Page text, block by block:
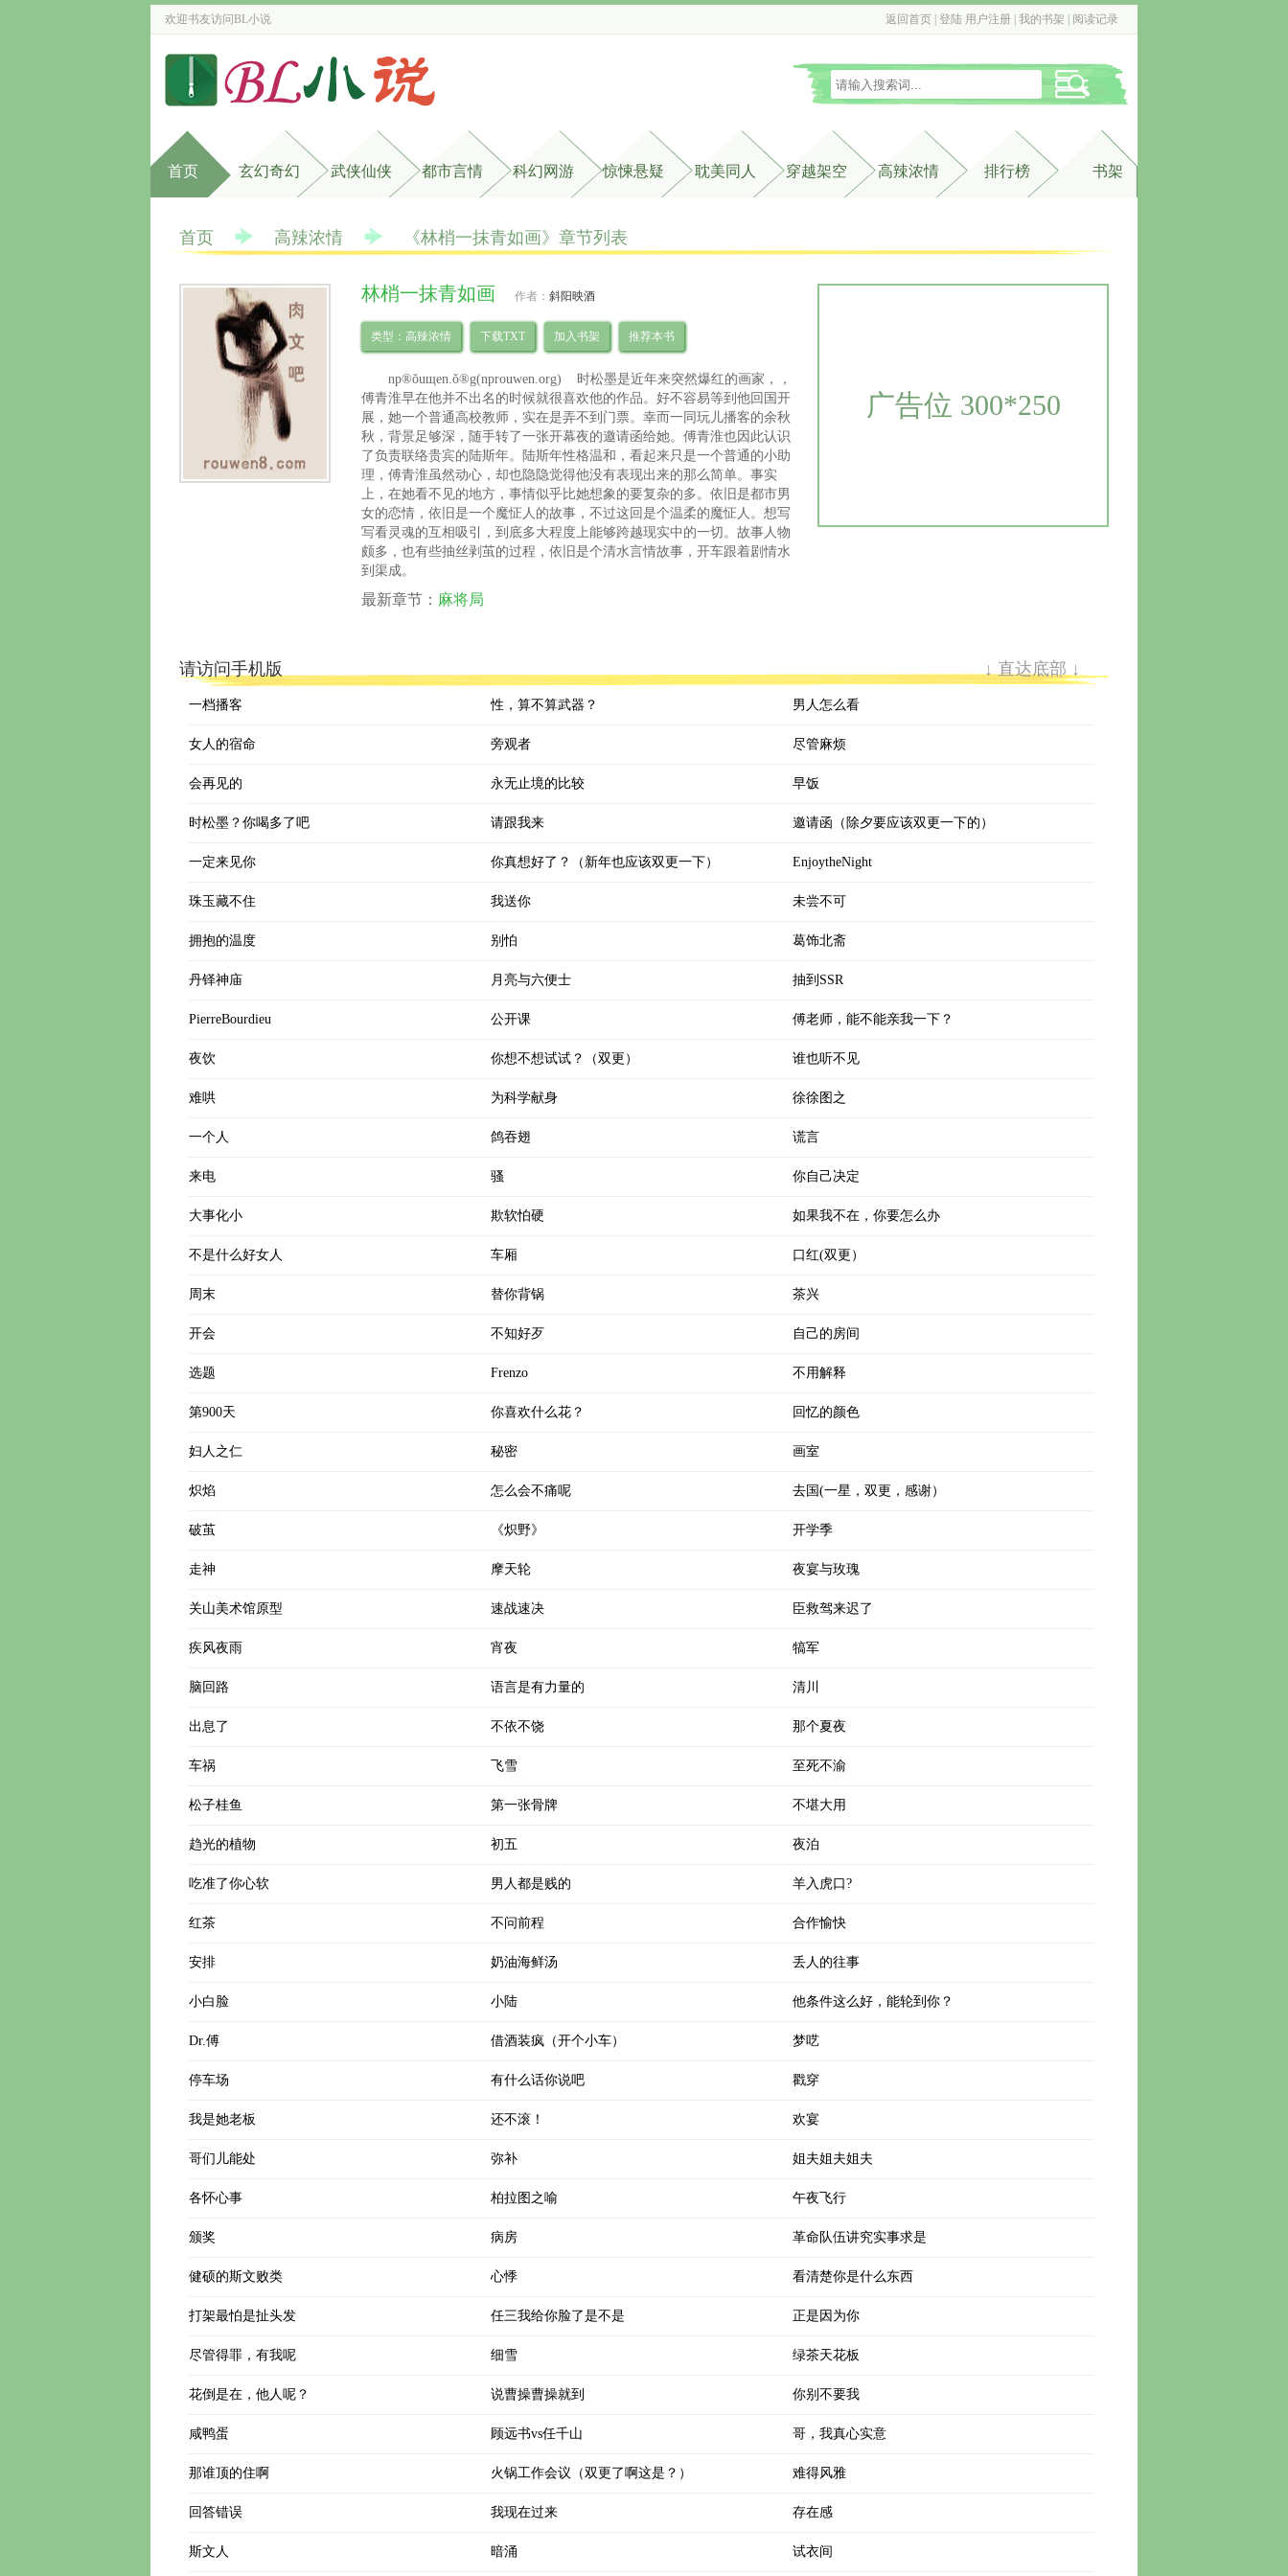
欢迎书友访问BL小说 返回首页 登陆 用户注册 我的书架 阅读记录
首页 玄幻奇幻 武侠仙侠 都市言情 科幻网游 惊悚悬疑 耽美同人 穿越架空 高辣浓情 排行榜 书架
首页 高辣浓情 《林梢一抹青如画》章节列表
林梢一抹青如画 作者： 斜阳映酒
类型：高辣浓情 下载TXT 加入书架 推荐本书
np®ǒuщen.ǒ®g(nprouwen.org) 时松墨是近年来突然爆红的画家，，
傅青淮早在他并不出名的时候就很喜欢他的作品。好不容易等到他回国开
展，她一个普通高校教师，实在是弄不到门票。幸而一同玩儿播客的余秋
秋，背景足够深，随手转了一张开幕夜的邀请函给她。傅青淮也因此认识
了负责联络贵宾的陆斯年。陆斯年性格温和，看起来只是一个普通的小助
理，傅青淮虽然动心，却也隐隐觉得他没有表现出来的那么简单。事实
上，在她看不见的地方，事情似乎比她想象的要复杂的多。依旧是都市男
女的恋情，依旧是一个魔怔人的故事，不过这回是个温柔的魔怔人。想写
写看灵魂的互相吸引，到底多大程度上能够跨越现实中的一切。故事人物
颇多，也有些抽丝剥茧的过程，依旧是个清水言情故事，开车跟着剧情水
到渠成。
最新章节： 麻将局
广告位 300*250
请访问手机版 ↓ 直达底部 ↓
一档播客 性，算不算武器？ 男人怎么看
女人的宿命 旁观者 尽管麻烦
会再见的 永无止境的比较 早饭
时松墨？你喝多了吧 请跟我来 邀请函（除夕要应该双更一下的）
一定来见你 你真想好了？（新年也应该双更一下） EnjoytheNight
珠玉藏不住 我送你 未尝不可
拥抱的温度 别怕 葛饰北斋
丹铎神庙 月亮与六便士 抽到SSR
PierreBourdieu 公开课 傅老师，能不能亲我一下？
夜饮 你想不想试试？（双更） 谁也听不见
难哄 为科学献身 徐徐图之
一个人 鸽吞翅 谎言
来电 骚 你自己决定
大事化小 欺软怕硬 如果我不在，你要怎么办
不是什么好女人 车厢 口红(双更）
周末 替你背锅 茶兴
开会 不知好歹 自己的房间
选题 Frenzo 不用解释
第900天 你喜欢什么花？ 回忆的颜色
妇人之仁 秘密 画室
炽焰 怎么会不痛呢 去国(一星，双更，感谢）
破茧 《炽野》 开学季
走神 摩天轮 夜宴与玫瑰
关山美术馆原型 速战速决 臣救驾来迟了
疾风夜雨 宵夜 犒军
脑回路 语言是有力量的 清川
出息了 不依不饶 那个夏夜
车祸 飞雪 至死不渝
松子桂鱼 第一张骨牌 不堪大用
趋光的植物 初五 夜泊
吃准了你心软 男人都是贱的 羊入虎口?
红茶 不问前程 合作愉快
安排 奶油海鲜汤 丢人的往事
小白脸 小陆 他条件这么好，能轮到你？
Dr.傅 借酒装疯（开个小车） 梦呓
停车场 有什么话你说吧 戳穿
我是她老板 还不滚！ 欢宴
哥们儿能处 弥补 姐夫姐夫姐夫
各怀心事 柏拉图之喻 午夜飞行
颁奖 病房 革命队伍讲究实事求是
健硕的斯文败类 心悸 看清楚你是什么东西
打架最怕是扯头发 任三我给你脸了是不是 正是因为你
尽管得罪，有我呢 细雪 绿茶天花板
花倒是在，他人呢？ 说曹操曹操就到 你别不要我
咸鸭蛋 顾远书vs任千山 哥，我真心实意
那谁顶的住啊 火锅工作会议（双更了啊这是？） 难得风雅
回答错误 我现在过来 存在感
斯文人 暗涌 试衣间